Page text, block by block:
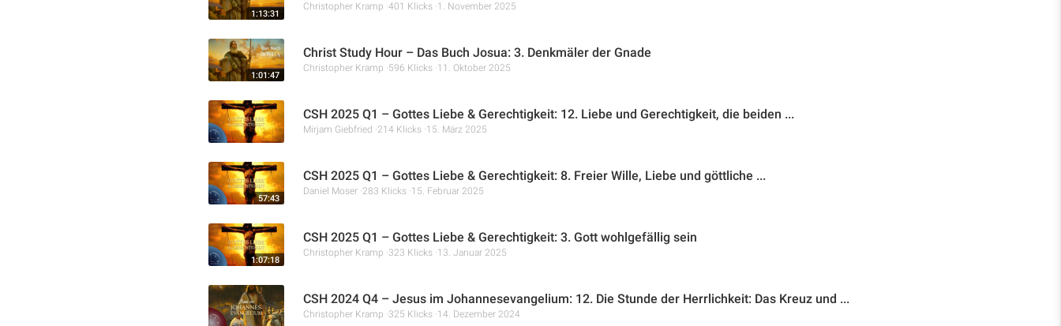
1:13:31
Christopher Kramp 401 Klicks 1. November 2025
1:01:47
Christ Study Hour – Das Buch Josua: 3. Denkmäler der Gnade
Christopher Kramp 596 Klicks 11. Oktober 2025
CSH 2025 Q1 – Gottes Liebe & Gerechtigkeit: 12. Liebe und Gerechtigkeit, die beiden ...
Mirjam Giebfried 214 Klicks 15. März 2025
57:43
CSH 2025 Q1 – Gottes Liebe & Gerechtigkeit: 8. Freier Wille, Liebe und göttliche ...
Daniel Moser 283 Klicks 15. Februar 2025
1:07:18
CSH 2025 Q1 – Gottes Liebe & Gerechtigkeit: 3. Gott wohlgefällig sein
Christopher Kramp 323 Klicks 13. Januar 2025
CSH 2024 Q4 – Jesus im Johannesevangelium: 12. Die Stunde der Herrlichkeit: Das Kreuz und ...
Christopher Kramp 325 Klicks 14. Dezember 2024